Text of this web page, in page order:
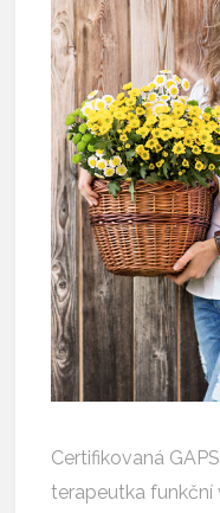
Certifikovaná
terapeutka funkční